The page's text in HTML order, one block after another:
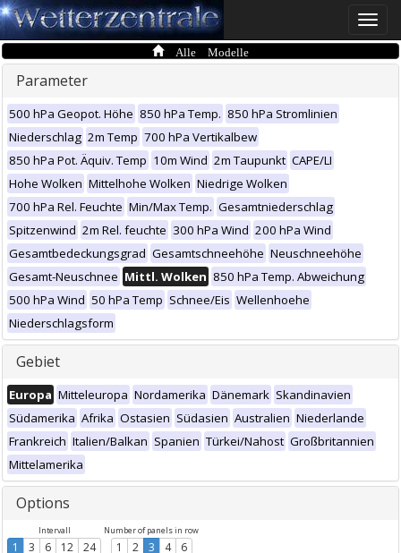
Toggle
Alle Modelle
Parameter
500 hPa Geopot. Höhe 850 hPa Temp. 850 hPa Stromlinien
Niederschlag 2m Temp 700 hPa Vertikalbew
850 hPa Pot. Äquiv. Temp 10m Wind 2m Taupunkt CAPE/LI
Hohe Wolken Mittelhohe Wolken Niedrige Wolken
700 hPa Rel. Feuchte Min/Max Temp. Gesamtniederschlag
Spitzenwind 2m Rel. feuchte 300 hPa Wind 200 hPa Wind
Gesamtbedeckungsgrad Gesamtschneehöhe Neuschneehöhe
Gesamt-Neuschnee Mittl. Wolken 850 hPa Temp. Abweichung
500 hPa Wind 50 hPa Temp Schnee/Eis Wellenhoehe
Niederschlagsform
Gebiet
Europa Mitteleuropa Nordamerika Dänemark Skandinavien
Südamerika Afrika Ostasien Südasien Australien Niederlande
Frankreich Italien/Balkan Spanien Türkei/Nahost Großbritannien
Mittelamerika
Options
Intervall
1 3 6 12 24
Number of panels in row
1 2 3 4 6